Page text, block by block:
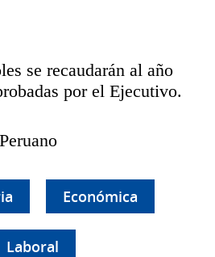
se recaudarán al año
por el Ejecutivo.
Económica
Laboral